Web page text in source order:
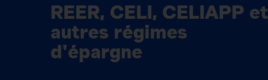
REER, CELI, CELIAPP et
autres régimes
d'épargne